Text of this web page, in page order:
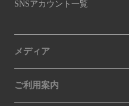
SNSアカウント一覧
メディア
ご利用案内